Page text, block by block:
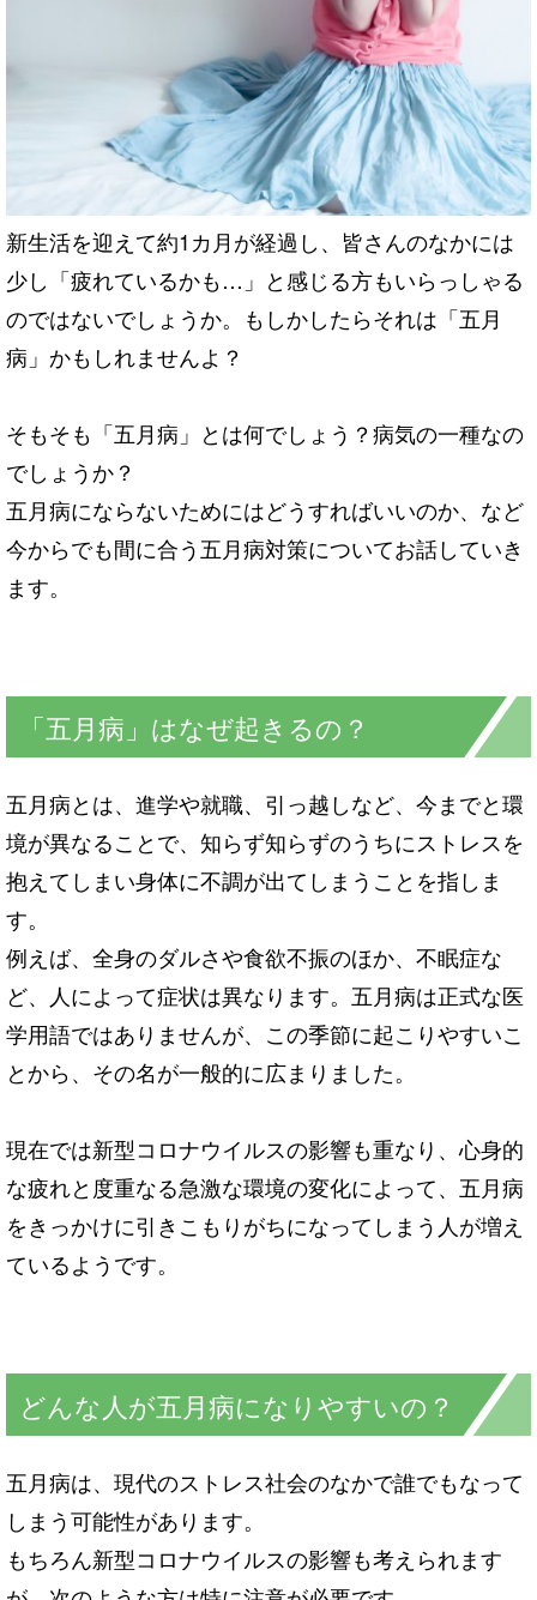
新生活を迎えて約1カ月が経過し、皆さんのなかには
少し「疲れているかも…」と感じる方もいらっしゃる
のではないでしょうか。もしかしたらそれは「五月
病」かもしれませんよ？
そもそも「五月病」とは何でしょう？病気の一種なの
でしょうか？
五月病にならないためにはどうすればいいのか、など
今からでも間に合う五月病対策についてお話していき
ます。
「五月病」はなぜ起きるの？
五月病とは、進学や就職、引っ越しなど、今までと環
境が異なることで、知らず知らずのうちにストレスを
抱えてしまい身体に不調が出てしまうことを指しま
す。
例えば、全身のダルさや食欲不振のほか、不眠症な
ど、人によって症状は異なります。五月病は正式な医
学用語ではありませんが、この季節に起こりやすいこ
とから、その名が一般的に広まりました。
現在では新型コロナウイルスの影響も重なり、心身的
な疲れと度重なる急激な環境の変化によって、五月病
をきっかけに引きこもりがちになってしまう人が増え
ているようです。
どんな人が五月病になりやすいの？
五月病は、現代のストレス社会のなかで誰でもなって
しまう可能性があります。
もちろん新型コロナウイルスの影響も考えられます